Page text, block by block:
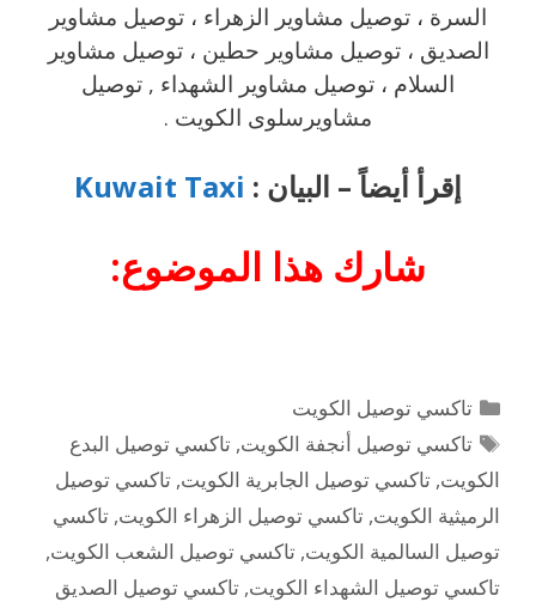
السرة ، توصيل مشاوير الزهراء ، توصيل مشاوير
الصديق ، توصيل مشاوير حطين ، توصيل مشاوير
السلام ، توصيل مشاوير الشهداء , توصيل
مشاويرسلوى الكويت .
إقرأ أيضاً – البيان : Kuwait Taxi
شارك هذا الموضوع:
التصنيفات
تاكسي توصيل الكويت
الوسوم
تاكسي توصيل أنجفة الكويت,تاكسي توصيل البدع
الكويت, تاكسي توصيل الجابرية الكويت, تاكسي توصيل
الرميثية الكويت, تاكسي توصيل الزهراء الكويت, تاكسي
توصيل السالمية الكويت, تاكسي توصيل الشعب الكويت,
تاكسي توصيل الشهداء الكويت, تاكسي توصيل الصديق